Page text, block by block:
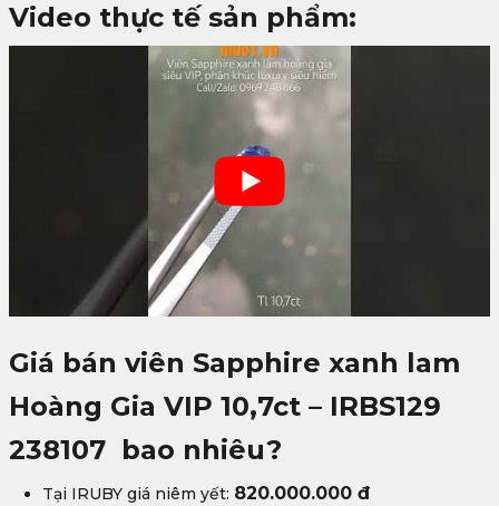
Video thực tế sản phẩm:
Giá bán viên Sapphire xanh lam
Hoàng Gia VIP 10,7ct – IRBS129
238107 bao nhiêu?
Tại IRUBY giá niêm yết: 820.000.000 đ